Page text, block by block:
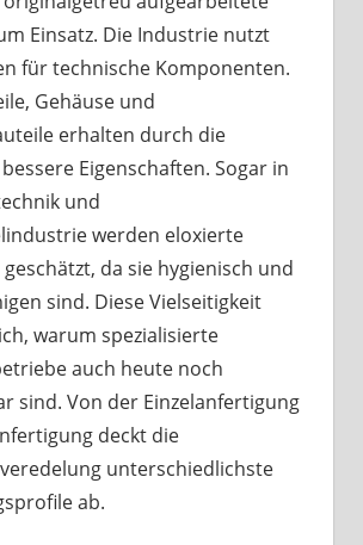
Einsatz. Die Industrie nutzt
für technische Komponenten.
Gehäuse und
erhalten durch die
Eigenschaften. Sogar in
und
werden eloxierte
da sie hygienisch und
sind. Diese Vielseitigkeit
warum spezialisierte
auch heute noch
sind. Von der Einzelanfertigung
deckt die
unterschiedlichste
ab.